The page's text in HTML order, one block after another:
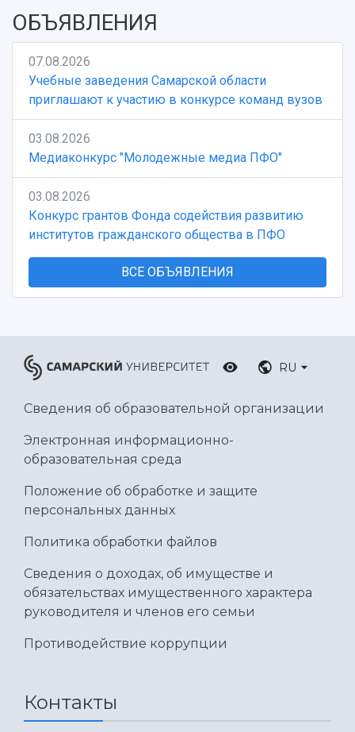
ОБЪЯВЛЕНИЯ
07.08.2026
Учебные заведения Самарской области
приглашают к участию в конкурсе команд вузов
03.08.2026
Медиаконкурс "Молодежные медиа ПФО"
03.08.2026
Конкурс грантов Фонда содействия развитию
институтов гражданского общества в ПФО
ВСЕ ОБЪЯВЛЕНИЯ
RU
Сведения об образовательной организации
Электронная информационно-
образовательная среда
Положение об обработке и защите
персональных данных
Политика обработки файлов
Сведения о доходах, об имуществе и
обязательствах имущественного характера
руководителя и членов его семьи
Противодействие коррупции
Контакты